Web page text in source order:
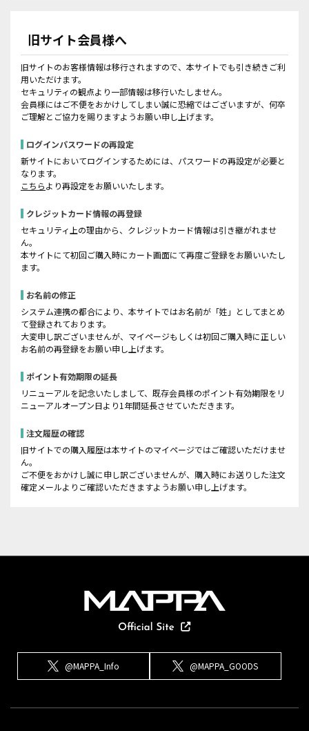
旧サイト会員様へ
旧サイトのお客様情報は移行されますので、本サイトでも引き続きご利
用いただけます。
セキュリティの観点より一部情報は移行いたしません。
会員様にはご不便をおかけしてしまい誠に恐縮ではございますが、何卒
ご理解とご協力を賜りますようお願い申し上げます。
ログインパスワードの再設定
新サイトにおいてログインするためには、パスワードの再設定が必要と
なります。
こちらより再設定をお願いいたします。
クレジットカード情報の再登録
セキュリティ上の理由から、クレジットカード情報は引き継がれませ
ん。
本サイトにて初回ご購入時にカート画面にて再度ご登録をお願いいたし
ます。
お名前の修正
システム連携の都合により、本サイトではお名前が「姓」としてまとめ
て登録されております。
大変申し訳ございませんが、マイページもしくは初回ご購入時に正しい
お名前の再登録をお願い申し上げます。
ポイント有効期限の延長
リニューアルを記念いたしまして、既存会員様のポイント有効期限をリ
ニューアルオープン日より1年間延長させていただきます。
注文履歴の確認
旧サイトでの購入履歴は本サイトのマイページではご確認いただけませ
ん。
ご不便をおかけし誠に申し訳ございませんが、購入時にお送りした注文
確定メールよりご確認いただきますようお願い申し上げます。
@MAPPA_Info @MAPPA_GOODS